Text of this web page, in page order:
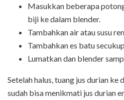
Masukkan beberapa
biji ke dalam blender.
Tambahkan air atau susu
Tambahkan es batu
Lumatkan dan blender
Setelah halus, tuang jus durian ke
sudah bisa menikmati jus durian